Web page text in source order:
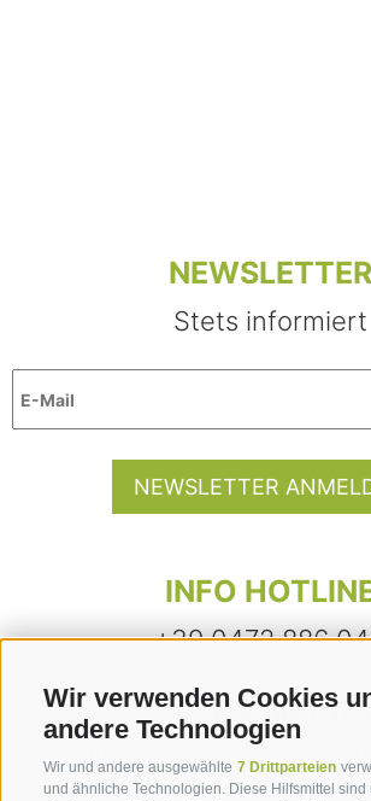
Wir verwenden Cookies
andere Technologien
Wir und andere ausgewählte 7 Drittparteien
und ähnliche Technologien. Diese Hilfsmittel sind
NEWSLETTER
Stets informiert
NEWSLETTER
INFO
+39 0472 886
SCHREIB UNS